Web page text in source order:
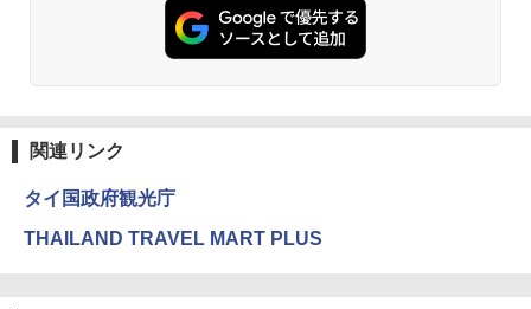
0ml（連続噴射30秒）110ml（連続噴射15
秒）射程5～10m 安全ロック搭載 携帯収納袋
付き ヒグマ・イノシシ対策 自治体・教育機
防災用品 長期保存可能 緊急時用 日本国内発
026リニューアル 急速冷凍 空間倍増 衛生的
関連リンク
タイ国政府観光庁
THAILAND TRAVEL MART PLUS